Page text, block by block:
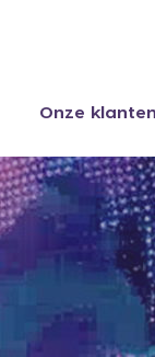
Onze klanten